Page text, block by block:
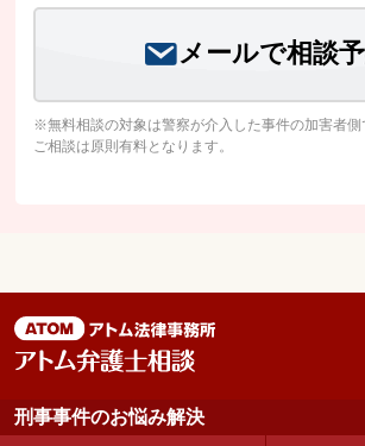
メールで相談
※無料相談の対象は警察が介入した事件の加害者
ご相談は原則有料となります。
刑事事件のお悩み解決